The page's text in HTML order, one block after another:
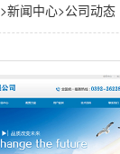
>新闻中心>公司动态